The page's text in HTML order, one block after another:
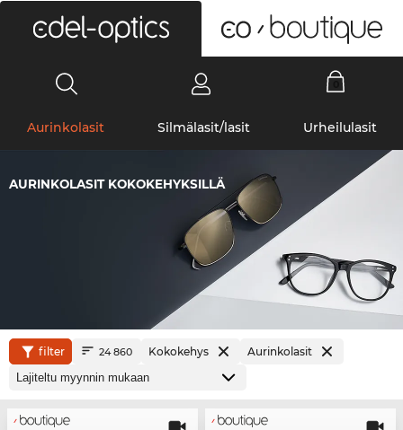
Aurinkolasit Silmälasit/lasit Urheilulasit
AURINKOLASIT KOKOKEHYKSILLÄ
filter 24 860 Kokokehys Aurinkolasit